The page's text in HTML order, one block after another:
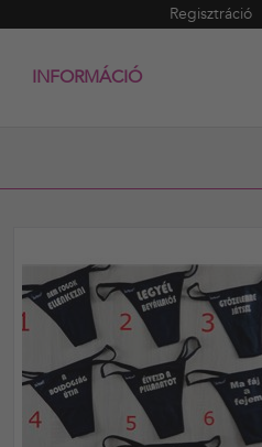
Regisztráció
INFORMÁCIÓ